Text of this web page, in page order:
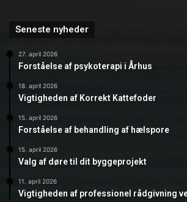
Seneste nyheder
27. april 2026
Forståelse af psykoterapi i Århus
18. april 2026
Vigtigheden af Korrekt Kattefoder
15. april 2026
Forståelse af behandling af hælspore
15. april 2026
Valg af døre til dit byggeprojekt
11. april 2026
Vigtigheden af professionel rådgivning